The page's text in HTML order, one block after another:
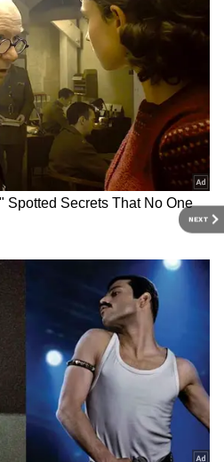
NEXT
ఆండ్రోజెనిక్ అలోపేసియా
కారణం అని హెల్త్ లైన్ అని
డీఎన్ఏ వల్ల కూడా
తల మీద ధరించే హెల్మెట్
నిపుణులు చెబుతున్నారు.
రాలదు. జుట్టు రాలడానికి
కారణం. అదేవిధంగా,
వంటి సమస్యలు కూడా
అవుతాయి. దీనికి నేరుగా హెల్మెట్
అని ముంబయికి చెందిన స్కిన్
చెప్పారు. అంతేకాదు..
హెయిర్ స్టైల్స్ వేసుకొని
జుట్టులో రాపిడికి జుట్టు
వల్ల కూడా హెయిర్
టైట్ గా ఉంటే.. చెమట
వస్తాయి. హెల్మెట్ సరైన